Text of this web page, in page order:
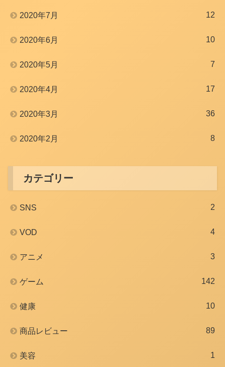
2020年7月 12
2020年6月 10
2020年5月 7
2020年4月 17
2020年3月 36
2020年2月 8
カテゴリー
SNS 2
VOD 4
アニメ 3
ゲーム 142
健康 10
商品レビュー 89
美容 1